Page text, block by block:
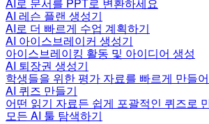
AI 레슨 플랜 생성기
AI로 더 빠르게 수업 계획하기
AI 아이스브레이커 생성기
아이스브레이킹 활동 및 아이디어 생성
AI 퇴장권 생성기
학생들을 위한 평가 자료를 빠르게 만들
AI 퀴즈 만들기
어떤 읽기 자료든 쉽게 포괄적인 퀴즈로
모든 AI 툴 탐색하기